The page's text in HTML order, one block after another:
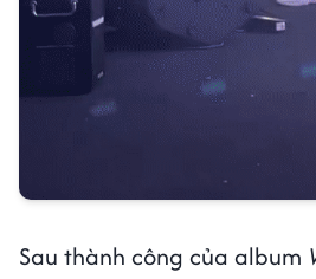
Sau thành công của album